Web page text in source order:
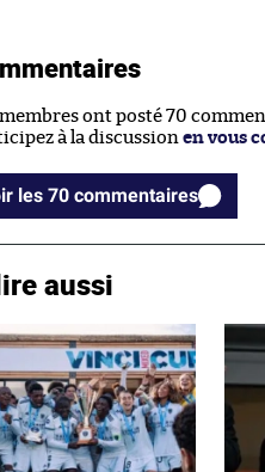
ont posté 70
à la discussion en vous
Voir les 70 commentaires
aussi